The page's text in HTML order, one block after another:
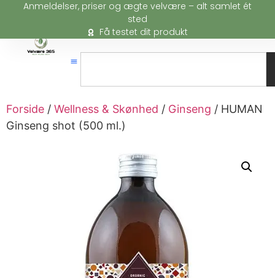
Anmeldelser, priser og ægte velvære – alt samlet ét
sted
Få testet dit produkt
Forside / Wellness & Skønhed / Ginseng / HUMAN
Ginseng shot (500 ml.)